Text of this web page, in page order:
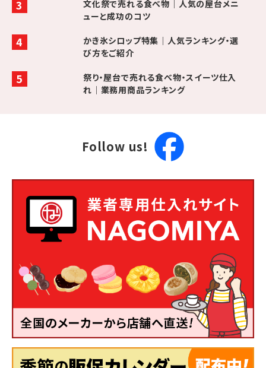
文化祭で売れる食べ物｜人気の屋台メニ
ューと成功のコツ
かき氷シロップ特集｜人気ランキング・選
び方をご紹介
祭り・屋台で売れる食べ物・スイーツ仕入
れ｜業務用商品ランキング
Follow us!